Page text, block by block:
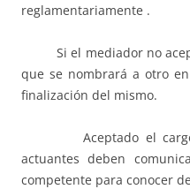
reglamentariamente .
Si el mediador no
que se nombrará a otro
finalización del mismo.
Aceptado el cargo,
actuantes deben
competente para conocer